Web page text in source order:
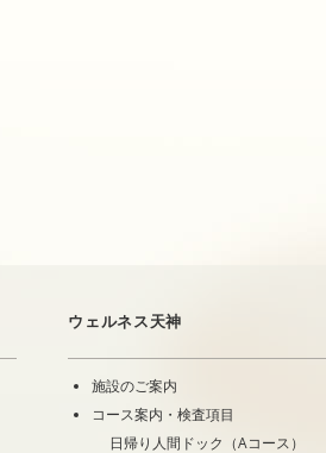
ウェルネス天神
施設のご案内
コース案内・検査項目
日帰り人間ドック（Aコース）